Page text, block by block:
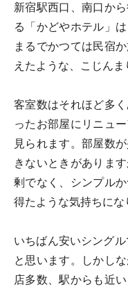
新宿駅西口、南口か
る「かどやホテル」
まるでかつては民宿
えたような、こじんま
客室数はそれほど多
ったお部屋にリニュ
見られます。部屋数
きないときがありま
剰でなく、シンプル
得たような気持ちにな
いちばん安いシング
と思います。しかし
店多数、駅からも近